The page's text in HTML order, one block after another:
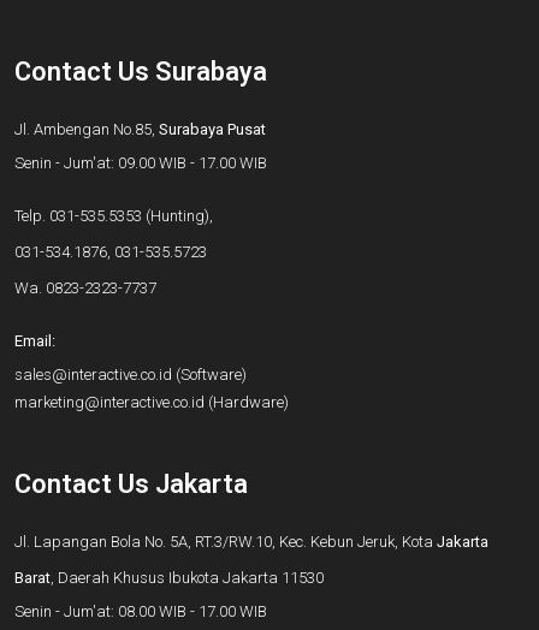
Contact Us Surabaya
Jl. Ambengan No.85, Surabaya Pusat
Senin - Jum'at: 09.00 WIB - 17.00 WIB
Telp. 031-535.5353 (Hunting),
031-534.1876 031-535.5723
Wa. 0823-2323-7737
Email:
sales@interactive.co.id (Software)
marketing@interactive.co.id (Hardware)
Contact Us Jakarta
Jl. Lapangan Bola No. 5A, RT.3/RW.10, Kec. Kebun Jeruk, Kota Jakarta
Barat , Daerah Khusus Ibukota Jakarta 11530
Senin - Jum'at: 08.00 WIB - 17.00 WIB